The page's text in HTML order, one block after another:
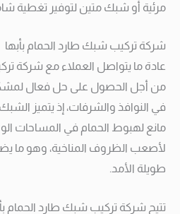
مرئية أو شبك متين لتوفير تغطية
شركة تركيب شبك طارد الحمام بأبها
عادة ما يتواصل العملاء مع شركة
من أجل الحصول على حل فعال
في النوافذ والشرفات، إذ يتميز
مانع لهبوط الحمام في المساحات
لأصعب الظروف المناخية، وهو ما
طويلة الأمد.
تتيح شركة تركيب شبك طارد الحمام